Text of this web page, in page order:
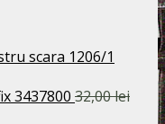
scara 1206/1
3437800 32,00lei